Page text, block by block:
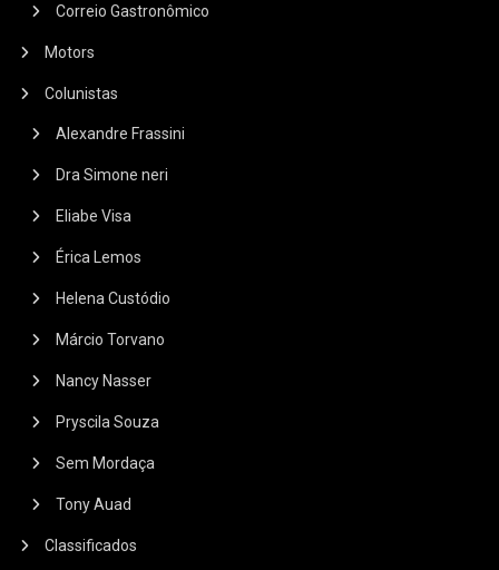
Correio Gastronômico
Motors
Colunistas
Alexandre Frassini
Dra Simone neri
Eliabe Visa
Érica Lemos
Helena Custódio
Márcio Torvano
Nancy Nasser
Pryscila Souza
Sem Mordaça
Tony Auad
Classificados